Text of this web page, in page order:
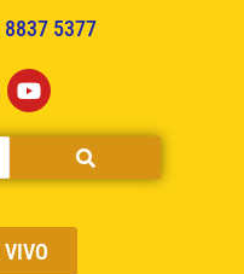
5377